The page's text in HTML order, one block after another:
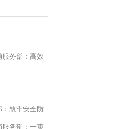
服务部：高效
：筑牢安全防
服务部：一束